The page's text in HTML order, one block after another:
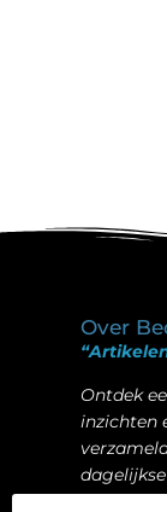
Over
Ontdek
inzichten